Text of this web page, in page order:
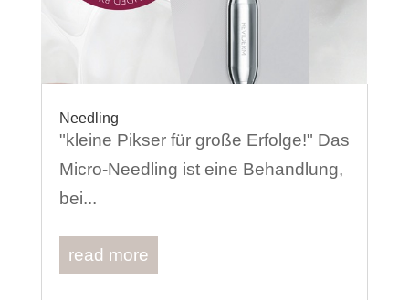
Needling
"kleine Pikser für große Erfolge!" Das
Micro-Needling ist eine Behandlung,
bei...
read more